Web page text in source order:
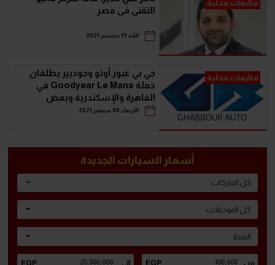
متابعات محلية
التقنى فى مصر
الأحد 19 ديسمبر 2021
متابعات محلية
جي بي غبور أوتو وجوديير يطلقان
حملة Goodyear Le Mans في
القاهرة والإسكندرية وبعض
محافظات الدلتا
الأربعاء 08 سبتمبر 2021
أسعار السيارات الجديدة
كل الماركات
كل الموديلات
النمط